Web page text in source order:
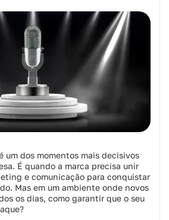
um dos momentos mais decisivos
É quando a marca precisa unir
e comunicação para conquistar
Mas em um ambiente onde novos
os dias, como garantir que o seu